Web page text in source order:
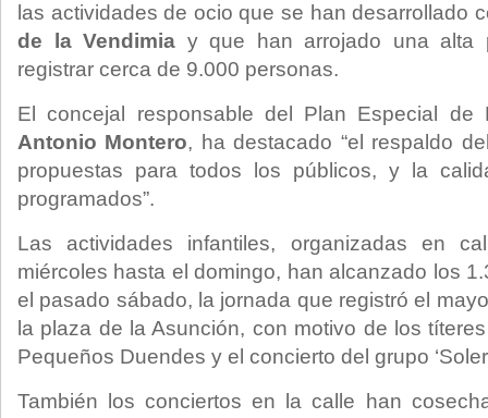
las actividades de ocio que se han desarrollado
de la Vendimia y que han arrojado una alta
registrar cerca de 9.000 personas.
El concejal responsable del Plan Especial de
Antonio Montero, ha destacado “el respaldo
propuestas para todos los públicos, y la
programados”.
Las actividades infantiles, organizadas en
miércoles hasta el domingo, han alcanzado los
el pasado sábado, la jornada que registró el
la plaza de la Asunción, con motivo de los
Pequeños Duendes y el concierto del grupo
También los conciertos en la calle han